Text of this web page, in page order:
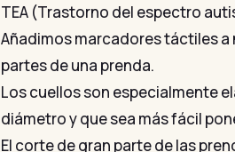
TEA (Trastorno del espectro
Añadimos marcadores táctiles
partes de una prenda.
Los cuellos son especialmente
diámetro y que sea más fácil
El corte de gran parte de las